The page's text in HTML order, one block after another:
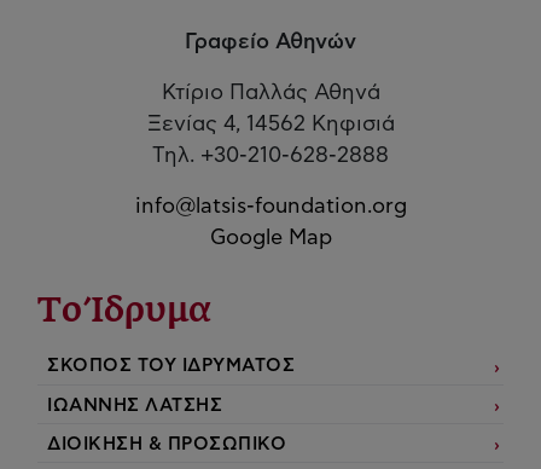
Γραφείο Αθηνών
Κτίριο Παλλάς Αθηνά
Ξενίας 4, 14562 Κηφισιά
Τηλ. +30-210-628-2888
info@latsis-foundation.org
Google Map
Το Ίδρυμα
ΣΚΟΠΟΣ ΤΟΥ ΙΔΡΥΜΑΤΟΣ
ΙΩΑΝΝΗΣ ΛΑΤΣΗΣ
ΔΙΟΙΚΗΣΗ & ΠΡΟΣΩΠΙΚΟ